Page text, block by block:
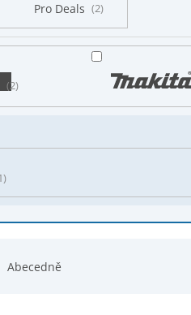
Abecedně
Pro Deals 2
2